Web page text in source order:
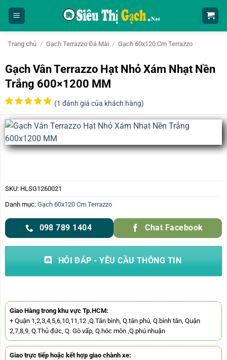
nội
dungTrang chủ / Gạch Terrazzo Đá Mài / Gạch 60x120 Cm Terrazzo
Gạch Vân Terrazzo Hạt Nhỏ Xám Nhạt Nền
Trắng 600×1200 MM
5trên 5
dựa trên
1
đánh giá
(1 đánh giá của khách hàng)
SKU: HLSG1260021
Danh mục: Gạch 60x120 Cm Terrazzo
098 789 1404 Chat Facebook
HỎI ĐÁP - YÊU CẦU THÔNG TIN
Giao Hàng trong khu vực Tp.HCM:
+ Quận 1,2,3,4,5,6,10,11,12 ,Q.Tân bình, Q.tân phú, Q.bình tân, Quận
2,7,8,9, Q.Thủ đức, Q. Gò vấp, Q.hóc môn ,Q.phú nhuận
Giao trực tiếp hoặc kết hợp giao chành xe: